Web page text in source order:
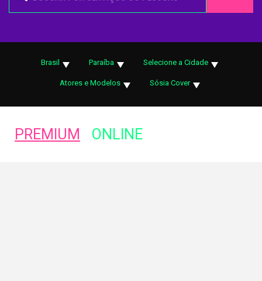
Brasil Paraíba Selecione a Cidade
Atores e Modelos Sósia Cover
PREMIUM ONLINE